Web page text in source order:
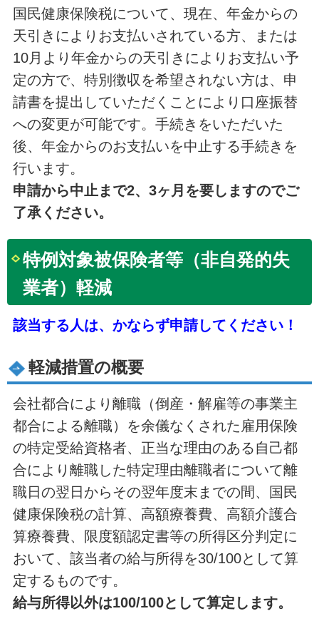
国民健康保険税について、現在、年金からの
天引きによりお支払いされている方、または
10月より年金からの天引きによりお支払い予
定の方で、特別徴収を希望されない方は、申
請書を提出していただくことにより口座振替
への変更が可能です。手続きをいただいた
後、年金からのお支払いを中止する手続きを
行います。
申請から中止まで2、3ヶ月を要しますのでご
了承ください。
特例対象被保険者等（非自発的失
業者）軽減
該当する人は、かならず申請してください！
軽減措置の概要
会社都合により離職（倒産・解雇等の事業主
都合による離職）を余儀なくされた雇用保険
の特定受給資格者、正当な理由のある自己都
合により離職した特定理由離職者について離
職日の翌日からその翌年度末までの間、国民
健康保険税の計算、高額療養費、高額介護合
算療養費、限度額認定書等の所得区分判定に
おいて、該当者の給与所得を30/100として算
定するものです。
給与所得以外は100/100として算定します。